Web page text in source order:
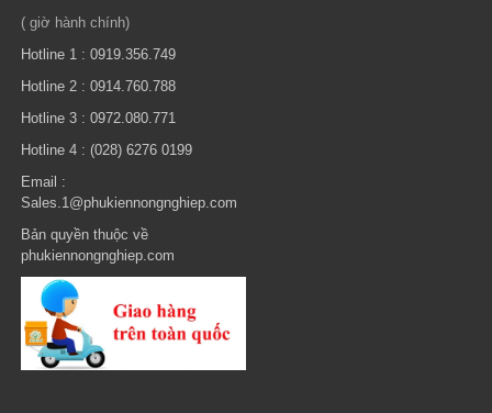
( giờ hành chính)
Hotline 1 : 0919.356.749
Hotline 2 : 0914.760.788
Hotline 3 : 0972.080.771
Hotline 4 : (028) 6276 0199
Email :
Sales.1@phukiennongnghiep.com
Bản quyền thuộc về
phukiennongnghiep.com